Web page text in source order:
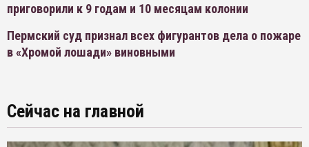
приговорили к 9 годам и 10 месяцам колонии
Пермский суд признал всех фигурантов дела о пожаре
в «Хромой лошади» виновными
Сейчас на главной